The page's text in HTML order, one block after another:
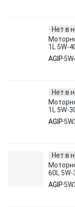
Нет в
1L 5W-
AGIP
Нет в
1L 5W-
AGIP
Нет в
60L
AGIP